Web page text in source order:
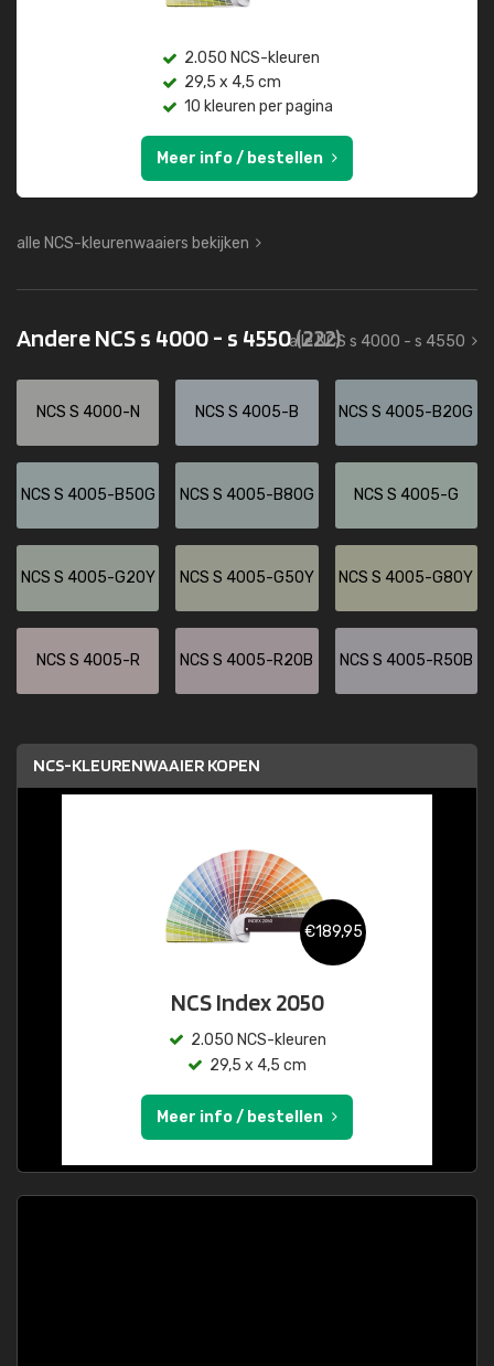
2.050 NCS-kleuren
29,5 x 4,5 cm
10 kleuren per pagina
Meer info / bestellen
alle NCS-kleurenwaaiers bekijken
Andere NCS s 4000 - s 4550(222)
alle NCS s 4000 - s 4550
NCS S 4000-N NCS S 4005-B NCS S 4005-B20G
NCS S 4005-B50G NCS S 4005-B80G NCS S 4005-G
NCS S 4005-G20Y NCS S 4005-G50Y NCS S 4005-G80Y
NCS S 4005-R NCS S 4005-R20B NCS S 4005-R50B
NCS-KLEURENWAAIER KOPEN
€189,95
NCS Index 2050
2.050 NCS-kleuren
29,5 x 4,5 cm
Meer info / bestellen